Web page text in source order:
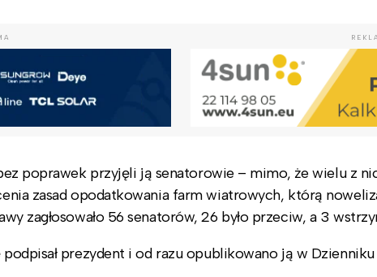
poprawek przyjęli ją senatorowie – mimo, że wielu z
zasad opodatkowania farm wiatrowych, którą
zagłosowało 56 senatorów, 26 było przeciw, a 3
prezydent i od razu opublikowano ją w Dzienniku